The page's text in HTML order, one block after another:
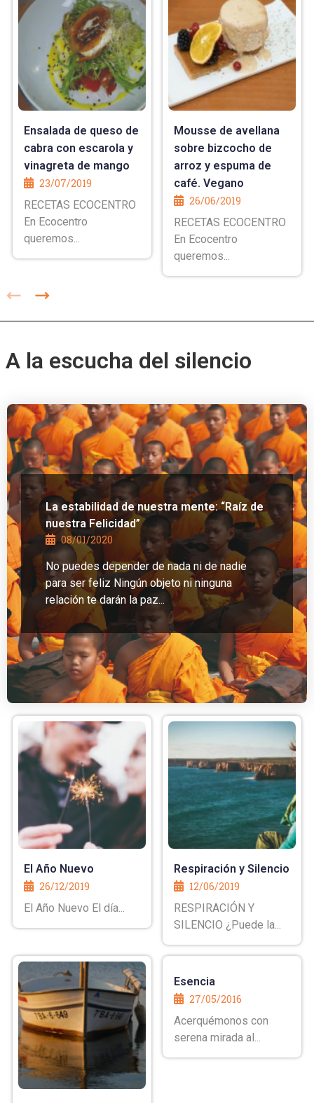
Ensalada de queso de
cabra con escarola y
vinagreta de mango
23/07/2019
RECETAS ECOCENTRO
En Ecocentro
queremos...
Mousse de avellana
sobre bizcocho de
arroz y espuma de
café. Vegano
26/06/2019
RECETAS ECOCENTRO
En Ecocentro
queremos...
A la escucha del silencio
La estabilidad de nuestra mente: “Raíz de
nuestra Felicidad”
08/01/2020
No puedes depender de nada ni de nadie
para ser feliz Ningún objeto ni ninguna
relación te darán la paz...
El Año Nuevo
26/12/2019
El Año Nuevo El día...
Respiración y Silencio
12/06/2019
RESPIRACIÓN Y
SILENCIO ¿Puede la...
Esencia
27/05/2016
Acerquémonos con
serena mirada al...